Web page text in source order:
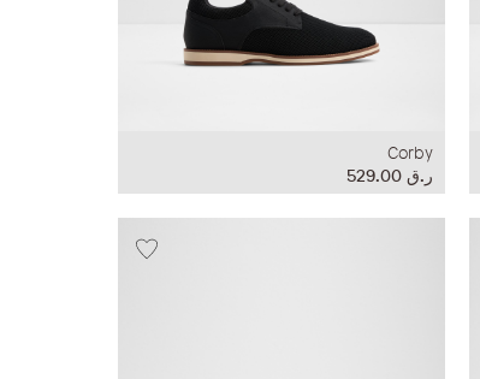
Corby
ر.ق‏ 529.00